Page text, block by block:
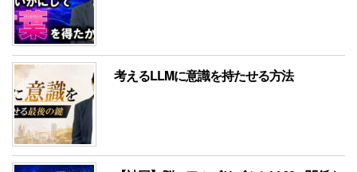
考えるLLMに意識を持たせる方法